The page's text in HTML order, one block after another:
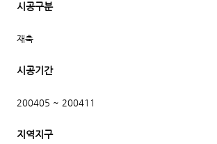
시공구분
재축
시공기간
200405 ~ 200411
지역지구